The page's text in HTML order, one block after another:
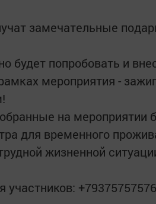
замечательные
будет попробовать и
мероприятия -
на мероприятии
для временного
жизненной
участников: +79375757576